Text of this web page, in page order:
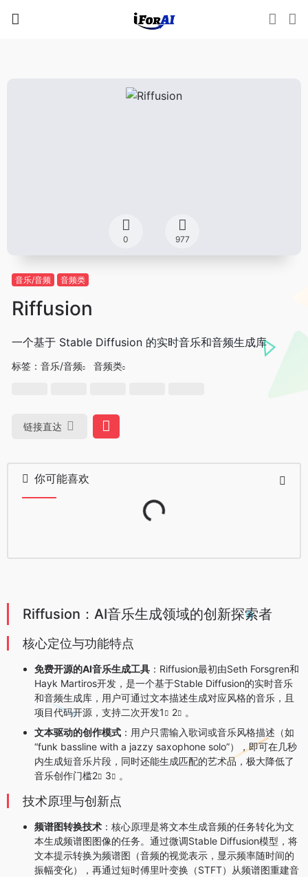
0 977
音乐/音频 音频类
Riffusion
一个基于 Stable Diffusion 的实时音乐和音频生成库
标签： 音乐/音频 音频类
链接直达
你可能喜欢
Loading...
Riffusion：AI音乐生成领域的创新探索者
核心定位与功能特点
免费开源的AI音乐生成工具 ：Riffusion最初由Seth Forsgren和
Hayk Martiros开发，是一个基于Stable Diffusion的实时音乐
和音频生成库，用户可通过文本描述生成对应风格的音乐，且
项目代码开源，支持二次开发1 2
。
文本驱动的创作模式 ：用户只需输入歌词或音乐风格描述（如
“funk bassline with a jazzy saxophone solo”），即可在几秒
内生成短音乐片段，同时还能生成匹配的艺术品，极大降低了
音乐创作门槛2 3 。
技术原理与创新点
频谱图转换技术 ：核心原理是将文本生成音频的任务转化为文
本生成频谱图图像的任务。通过微调Stable Diffusion模型，将
文本提示转换为频谱图（音频的视觉表示，显示频率随时间的
振幅变化），再通过短时傅里叶变换（STFT）从频谱图重建音